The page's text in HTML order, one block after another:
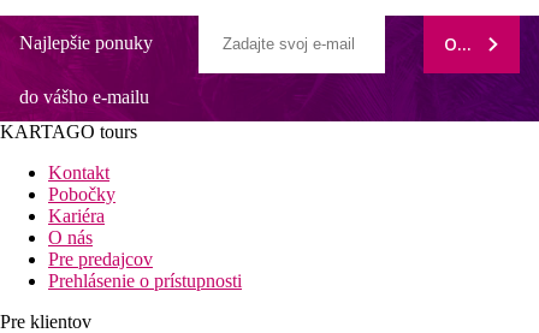
Najlepšie ponuky
do vášho e-mailu
ODOBERAŤ
KARTAGO tours
Kontakt
Pobočky
Kariéra
O nás
Pre predajcov
Prehlásenie o prístupnosti
Pre klientov